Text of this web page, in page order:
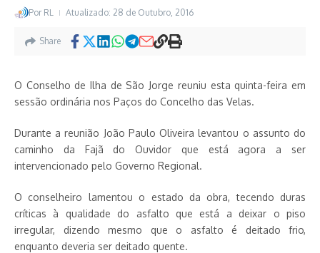
Por RL Atualizado: 28 de Outubro, 2016
Share
O Conselho de Ilha de São Jorge reuniu esta quinta-feira em
sessão ordinária nos Paços do Concelho das Velas.
Durante a reunião João Paulo Oliveira levantou o assunto do
caminho da Fajã do Ouvidor que está agora a ser
intervencionado pelo Governo Regional.
O conselheiro lamentou o estado da obra, tecendo duras
críticas à qualidade do asfalto que está a deixar o piso
irregular, dizendo mesmo que o asfalto é deitado frio,
enquanto deveria ser deitado quente.